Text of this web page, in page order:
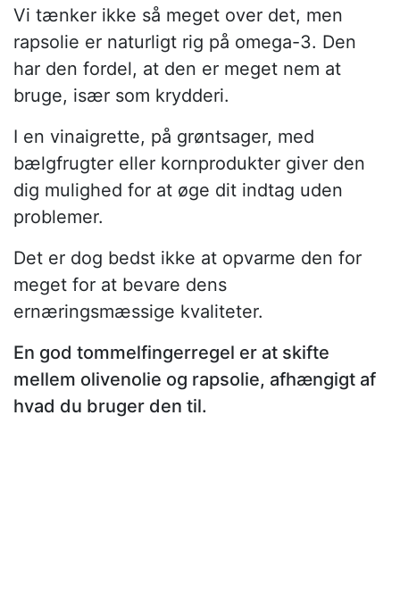
Vi tænker ikke så meget over det, men
rapsolie er naturligt rig på omega-3. Den
har den fordel, at den er meget nem at
bruge, især som krydderi.
I en vinaigrette, på grøntsager, med
bælgfrugter eller kornprodukter giver den
dig mulighed for at øge dit indtag uden
problemer.
Det er dog bedst ikke at opvarme den for
meget for at bevare dens
ernæringsmæssige kvaliteter.
En god tommelfingerregel er at skifte
mellem olivenolie og rapsolie, afhængigt af
hvad du bruger den til.